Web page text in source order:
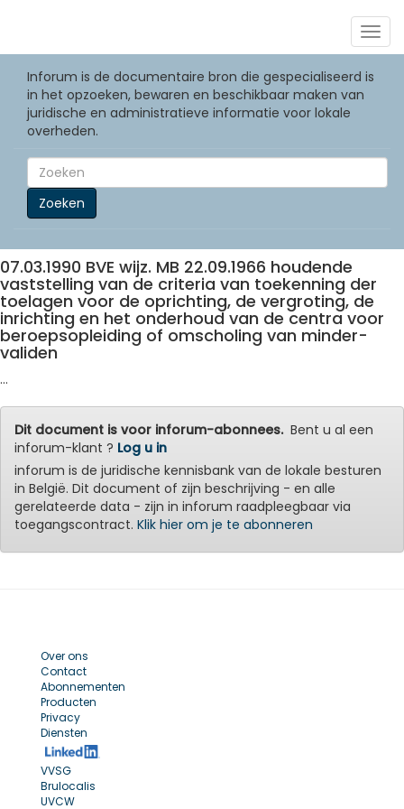
Inforum is de documentaire bron die gespecialiseerd is
in het opzoeken, bewaren en beschikbaar maken van
juridische en administratieve informatie voor lokale
overheden.
Zoeken
07.03.1990 BVE wijz. MB 22.09.1966 houdende
vaststelling van de criteria van toekenning der
toelagen voor de oprichting, de vergroting, de
inrichting en het onderhoud van de centra voor
beroepsopleiding of omscholing van minder-
validen
...
Dit document is voor inforum-abonnees.Bent u al een
inforum-klant ? Log u in
inforum is de juridische kennisbank van de lokale besturen
in België. Dit document of zijn beschrijving - en alle
gerelateerde data - zijn in inforum raadpleegbaar via
toegangscontract. Klik hier om je te abonneren
Over ons
Contact
Abonnementen
Producten
Privacy
Diensten
VVSG
Brulocalis
UVCW